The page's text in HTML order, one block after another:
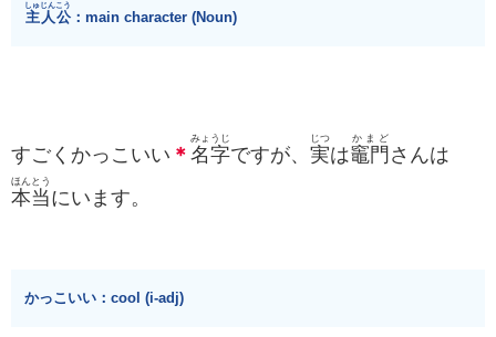
主人公
しゅじんこう
：main character (Noun)
すごくかっこいい ＊ 名字
みょうじ
ですが、 実
じつ
は竈門
かまど
さんは
本当
ほんとう
にいます。
かっこいい：cool (i-adj)